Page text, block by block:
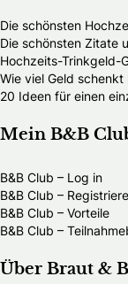
Die schönsten
Die schönsten Zitate
Hochzeits-Trinkgeld-
Wie viel Geld
20 Ideen für einen
Mein B&B
B&B Club – Log in
B&B Club –
B&B Club – Vorteile
B&B Club –
Über Braut &